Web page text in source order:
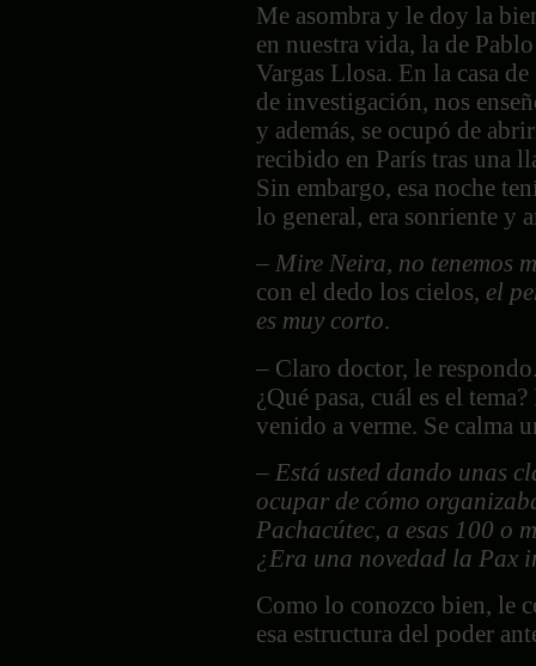
Me asombra y le doy la
en nuestra vida, la de
Vargas Llosa. En la casa
de investigación, nos
y además, se ocupó de
recibido en París tras una
Sin embargo, esa noche
lo general, era sonriente y
– Mire Neira, no tenemos
con el dedo los cielos, el
es muy corto.
– Claro doctor, le
¿Qué pasa, cuál es el
venido a verme. Se calma
– Está usted dando unas
ocupar de cómo
Pachacútec, a esas 100 o
¿Era una novedad la Pax
Como lo conozco bien, le
esa estructura del poder